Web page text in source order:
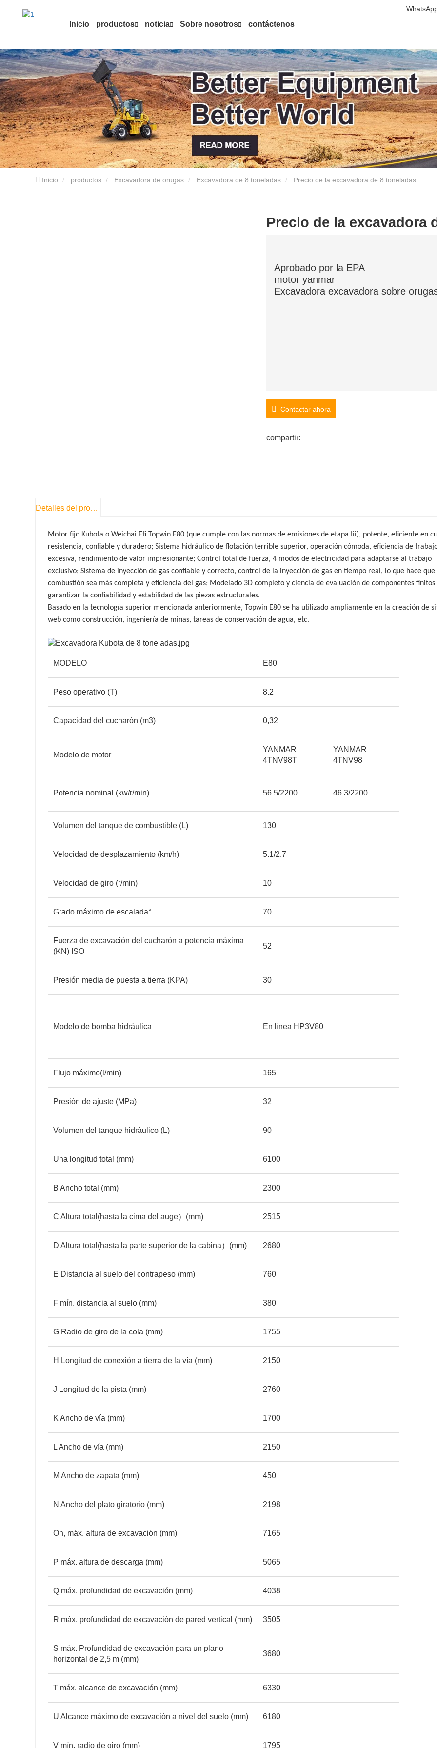
Inicio productos noticia Sobre nosotros contáctenos
Inicio productos Excavadora de orugas Excavadora de 8 toneladas Precio de la excavadora de 8 toneladas
Precio de la excavadora
Aprobado por la EPA
motor yanmar
Excavadora excavadora sobre
Contactar ahora
compartir:
Detalles del producto
Motor fijo Kubota o Weichai Efi Topwin E80 (que cumple con las normas de emisiones de etapa Iii), potente, eficiente en
resistencia, confiable y duradero; Sistema hidráulico de flotación terrible superior, operación cómoda, eficiencia de
excesiva, rendimiento de valor impresionante; Control total de fuerza, 4 modos de electricidad para adaptarse al trabajo
exclusivo; Sistema de inyección de gas confiable y correcto, control de la inyección de gas en tiempo real, lo que hace que
combustión sea más completa y eficiencia del gas; Modelado 3D completo y ciencia de evaluación de componentes finitos
garantizar la confiabilidad y estabilidad de las piezas estructurales.
Basado en la tecnología superior mencionada anteriormente, Topwin E80 se ha utilizado ampliamente en la creación de
web como construcción, ingeniería de minas, tareas de conservación de agua, etc.
MODELO E80
Peso operativo (T) 8.2
Capacidad del cucharón (m3) 0,32
Modelo de motor
YANMAR
4TNV98T
YANMAR
4TNV98
Potencia nominal (kw/r/min) 56,5/2200 46,3/2200
Volumen del tanque de combustible (L) 130
Velocidad de desplazamiento (km/h) 5.1/2.7
Velocidad de giro (r/min) 10
Grado máximo de escalada° 70
Fuerza de excavación del cucharón a potencia máxima
(KN) ISO
52
Presión media de puesta a tierra (KPA) 30
Modelo de bomba hidráulica En línea HP3V80
Flujo máximo( l/min) 165
Presión de ajuste (MPa) 32
Volumen del tanque hidráulico (L) 90
Una longitud total (mm) 6100
B Ancho total (mm) 2300
C Altura total (hasta la cima del auge） (mm) 2515
D Altura total (hasta la parte superior de la cabina） (mm) 2680
E Distancia al suelo del contrapeso (mm) 760
F mín. distancia al suelo (mm) 380
G Radio de giro de la cola (mm) 1755
H Longitud de conexión a tierra de la vía (mm) 2150
J Longitud de la pista (mm) 2760
K Ancho de vía (mm) 1700
L Ancho de vía (mm) 2150
M Ancho de zapata (mm) 450
N Ancho del plato giratorio (mm) 2198
Oh, máx. altura de excavación (mm) 7165
P máx. altura de descarga (mm) 5065
Q máx. profundidad de excavación (mm) 4038
R máx. profundidad de excavación de pared vertical (mm) 3505
S máx. Profundidad de excavación para un plano
horizontal de 2,5 m (mm)
3680
T máx. alcance de excavación (mm) 6330
U Alcance máximo de excavación a nivel del suelo (mm) 6180
V mín. radio de giro (mm) 1795